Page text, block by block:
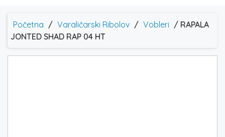
Početna / Varaličarski Ribolov / Vobleri / RAPALA
JONTED SHAD RAP 04 HT